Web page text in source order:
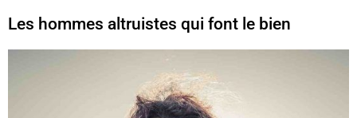
Les hommes altruistes qui font le bien